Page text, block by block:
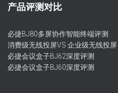
产品评测对比
必捷BJ80多屏协作智能终端评测
消费级无线投屏VS 企业级无线投屏
必捷会议盒子BJ62深度评测
必捷会议盒子BJ60深度评测